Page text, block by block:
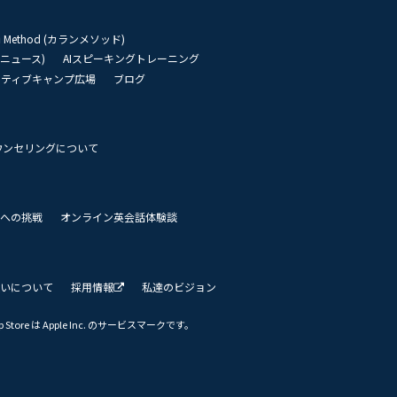
Method (カランメソッド)
ュース)
AIスピーキングトレーニング
ィブキャンプ広場
ブログ
ンセリングについて
の挑戦
オンライン英会話体験談
について 採用情報 私達のビジョン
は Apple Inc. のサービスマークです。